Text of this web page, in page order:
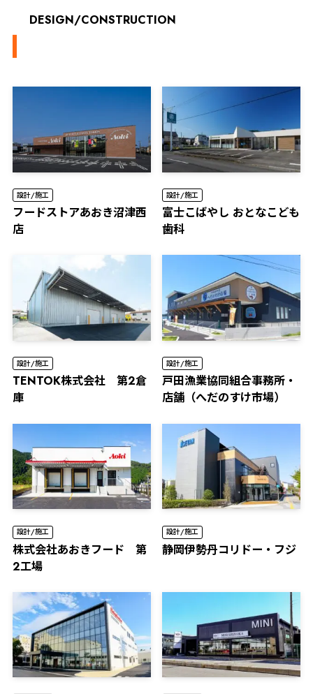
DESIGN/CONSTRUCTION
設計/施工
フードストアあおき沼津西
店
設計/施工
富士こばやし おとなこども
歯科
設計/施工
TENTOK株式会社 第2倉
庫
設計/施工
⼾⽥漁業協同組合事務所・
店舗（へだのすけ市場）
設計/施工
株式会社あおきフード 第
2工場
設計/施工
静岡伊勢丹コリドー・フジ